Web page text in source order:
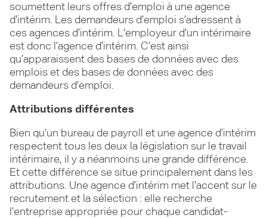
soumettent leurs offres d’emploi à une agence
d’intérim. Les demandeurs d’emploi s’adressent à
ces agences d’intérim. L’employeur d’un intérimaire
est donc l’agence d’intérim. C’est ainsi
qu’apparaissent des bases de données avec des
emplois et des bases de données avec des
demandeurs d’emploi.
Attributions différentes
Bien qu’un bureau de payroll et une agence d’intérim
respectent tous les deux la législation sur le travail
intérimaire, il y a néanmoins une grande différence.
Et cette différence se situe principalement dans les
attributions. Une agence d’intérim met l’accent sur le
recrutement et la sélection : elle recherche
l’entreprise appropriée pour chaque candidat-